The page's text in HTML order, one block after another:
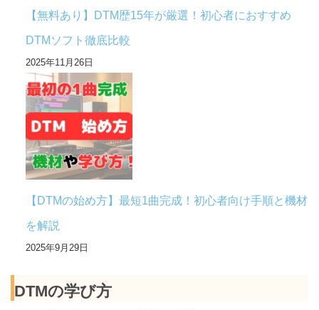
【無料あり】DTM歴15年が厳選！初心者におすすめ
DTMソフト徹底比較
2025年11月26日
【DTMの始め方】最短1曲完成！初心者向け手順と機材
を解説
2025年9月29日
DTMの学び方